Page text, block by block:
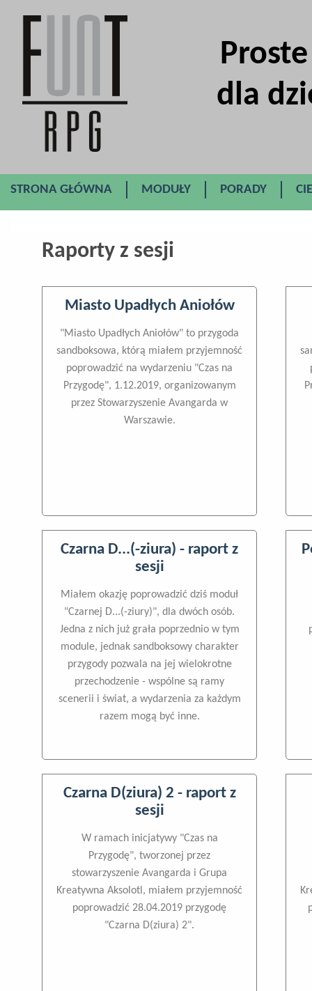
dla
STRONA GŁÓWNA MODUŁY PORADY
Raporty z sesji
Miasto Upadłych Aniołów
"Miasto Upadłych Aniołów" to przygoda
sandboksowa, którą miałem przyjemność
poprowadzić na wydarzeniu "Czas na
Przygodę", 1.12.2019, organizowanym
przez Stowarzyszenie Avangarda w
Warszawie.
Czarna D...(-ziura) - raport z
sesji
Miałem okazję poprowadzić dziś moduł
"Czarnej D...(-ziury)", dla dwóch osób.
Jedna z nich już grała poprzednio w tym
module, jednak sandboksowy charakter
przygody pozwala na jej wielokrotne
przechodzenie - wspólne są ramy
scenerii i świat, a wydarzenia za każdym
razem mogą być inne.
Czarna D(ziura) 2 - raport z
sesji
W ramach inicjatywy "Czas na
Przygodę", tworzonej przez
stowarzyszenie Avangarda i Grupa
Kreatywna Aksolotl, miałem przyjemność
poprowadzić 28.04.2019 przygodę
"Czarna D(ziura) 2".